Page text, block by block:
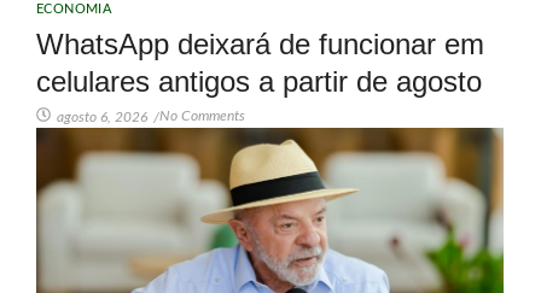
ECONOMIA
WhatsApp deixará de funcionar em
celulares antigos a partir de agosto
agosto 6, 2026 /No Comments